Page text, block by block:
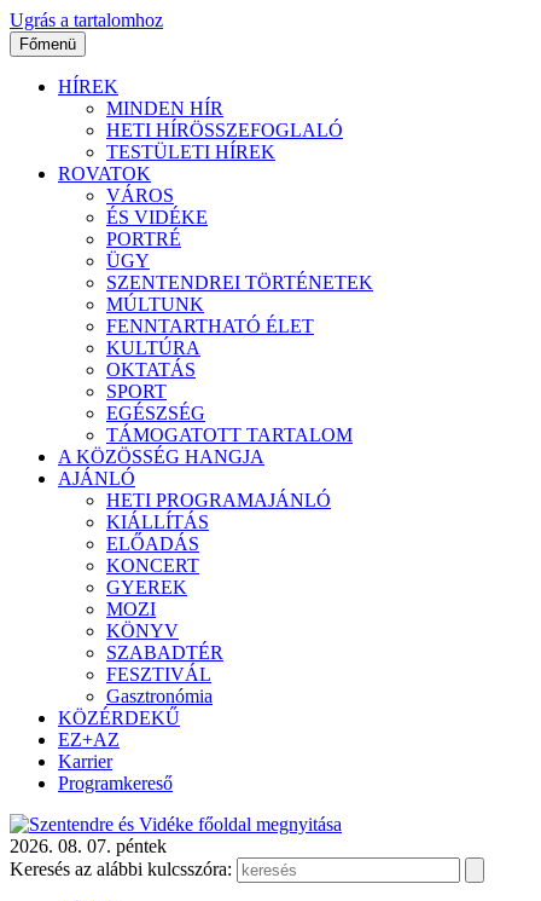
Ugrás a tartalomhoz
Főmenü
HÍREK
MINDEN HÍR
HETI HÍRÖSSZEFOGLALÓ
TESTÜLETI HÍREK
ROVATOK
VÁROS
ÉS VIDÉKE
PORTRÉ
ÜGY
SZENTENDREI TÖRTÉNETEK
MÚLTUNK
FENNTARTHATÓ ÉLET
KULTÚRA
OKTATÁS
SPORT
EGÉSZSÉG
TÁMOGATOTT TARTALOM
A KÖZÖSSÉG HANGJA
AJÁNLÓ
HETI PROGRAMAJÁNLÓ
KIÁLLÍTÁS
ELŐADÁS
KONCERT
GYEREK
MOZI
KÖNYV
SZABADTÉR
FESZTIVÁL
Gasztronómia
KÖZÉRDEKŰ
EZ+AZ
Karrier
Programkereső
2026. 08. 07. péntek
Keresés az alábbi kulcsszóra: